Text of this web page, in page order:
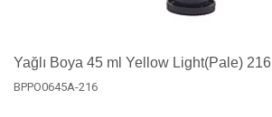
Yağlı Boya 45 ml Yellow Light(Pale) 216
BPPO0645A-216